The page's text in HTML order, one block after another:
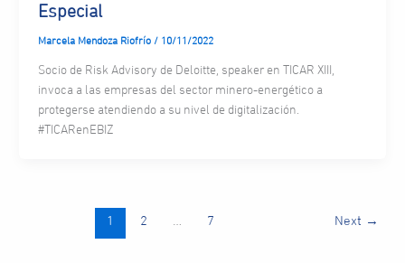
Especial
Marcela Mendoza Riofrío / 10/11/2022
Socio de Risk Advisory de Deloitte, speaker en TICAR XIII,
invoca a las empresas del sector minero-energético a
protegerse atendiendo a su nivel de digitalización.
#TICARenEBIZ
1 2 … 7 Next →